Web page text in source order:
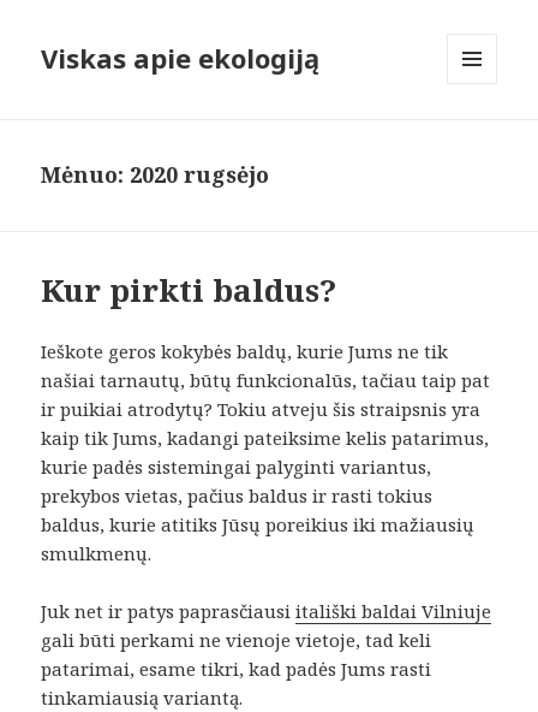
Viskas apie ekologiją
Mėnuo: 2020 rugsėjo
Kur pirkti baldus?
Ieškote geros kokybės baldų, kurie Jums ne tik
našiai tarnautų, būtų funkcionalūs, tačiau taip pat
ir puikiai atrodytų? Tokiu atveju šis straipsnis yra
kaip tik Jums, kadangi pateiksime kelis patarimus,
kurie padės sistemingai palyginti variantus,
prekybos vietas, pačius baldus ir rasti tokius
baldus, kurie atitiks Jūsų poreikius iki mažiausių
smulkmenų.
Juk net ir patys paprasčiausiitališki baldai Vilniuje
gali būti perkami ne vienoje vietoje, tad keli
patarimai, esame tikri, kad padės Jums rasti
tinkamiausią variantą.